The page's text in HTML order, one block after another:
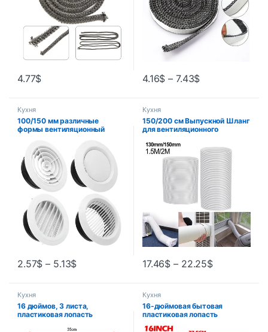
4.77$ 4.16$ – 7.43$
Кухня
100/150 мм различные
формы вентиляционный
циркуляционные
вентиляционные отверстия,
крышка, круглые
воздуховоды,
вентиляционная крышка,
аксессуары
2.57$ – 5.13$
Кухня
150/200 см Выпускной Шланг
для вентиляционного
аксессуары для
кондиционирования воздуха,
телескопическая
теплоотводящая труба,
утолщенная выхлопная труба
17.46$ – 22.25$
Кухня
16 дюймов, 3 листа,
пластиковая лопасть
Кухня
16-дюймовая бытовая
пластиковая лопасть